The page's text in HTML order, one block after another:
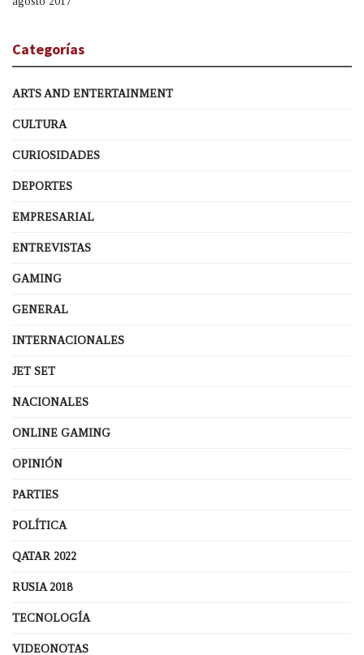
Categorías
ARTS AND ENTERTAINMENT
CULTURA
CURIOSIDADES
DEPORTES
EMPRESARIAL
ENTREVISTAS
GAMING
GENERAL
INTERNACIONALES
JET SET
NACIONALES
ONLINE GAMING
OPINIÓN
PARTIES
POLÍTICA
QATAR 2022
RUSIA 2018
TECNOLOGÍA
VIDEONOTAS